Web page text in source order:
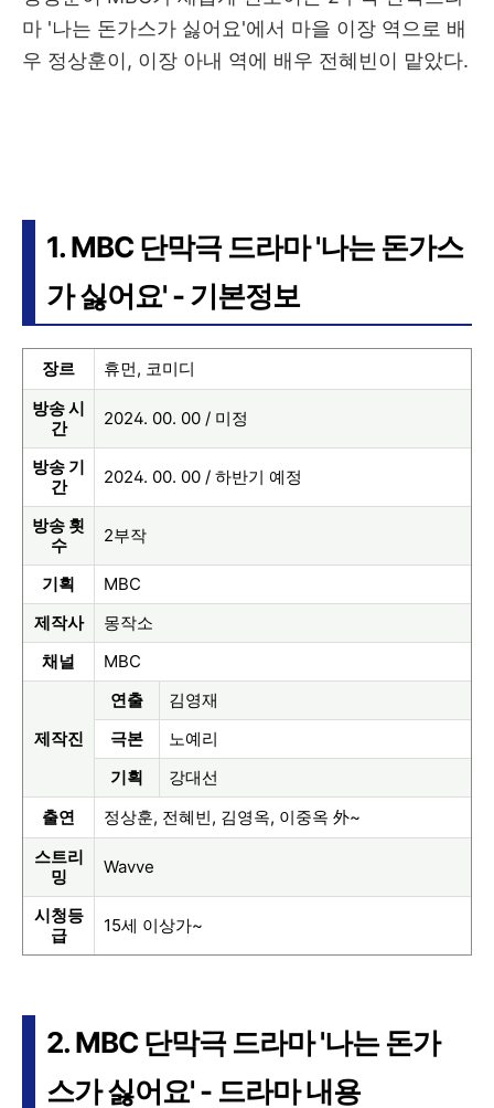
마 '나는 돈가스가 싫어요'에서 마을 이장 역으로 배
우 정상훈이, 이장 아내 역에 배우 전혜빈이 맡았다.
1. MBC 단막극 드라마 '나는 돈가스
가 싫어요' - 기본정보
장르
휴먼, 코미디
방송 시
간
2024. 00. 00 / 미정
방송 기
간
2024. 00. 00 / 하반기 예정
방송 횟
수
2부작
기획
MBC
제작사
몽작소
채널
MBC
제작진
연출
김영재
극본
노예리
기획
강대선
출연
정상훈, 전혜빈, 김영옥, 이중옥 外~
스트리
밍
Wavve
시청등
급
15세 이상가~
2. MBC 단막극 드라마 '나는 돈가
스가 싫어요' - 드라마 내용